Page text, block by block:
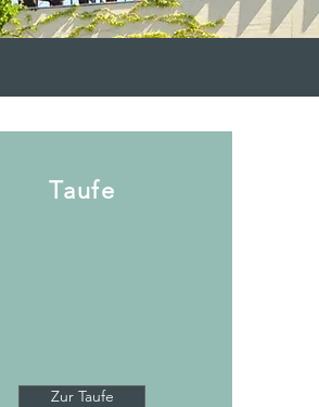
Taufe
Zur Taufe